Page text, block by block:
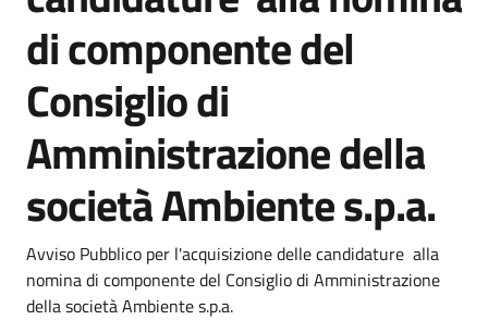
di componente del
Consiglio di
Amministrazione della
società Ambiente s.p.a.
Dettagli della notizia
Avviso Pubblico per l'acquisizione delle candidature alla
nomina di componente del Consiglio di Amministrazione
della società Ambiente s.p.a.